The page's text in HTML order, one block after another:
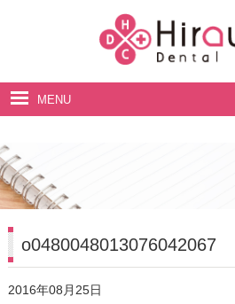
MENU
料金表
o0480048013076042067
2016年08月25日